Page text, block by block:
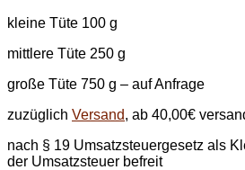
kleine Tüte 100 g
mittlere Tüte 250 g
große Tüte 750 g – auf Anfrage
zuzüglich Versand, ab 40,00€
nach § 19 Umsatzsteuergesetz als
der Umsatzsteuer befreit